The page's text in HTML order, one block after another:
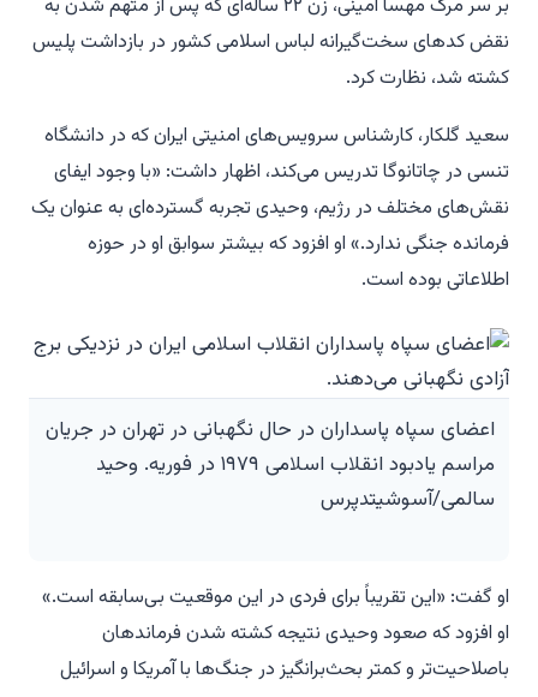
بر سر مرگ مهسا امینی، زن ۲۲ ساله‌ای که پس از متهم شدن به
نقض کدهای سخت‌گیرانه لباس اسلامی کشور در بازداشت پلیس
کشته شد، نظارت کرد.
سعید گلکار، کارشناس سرویس‌های امنیتی ایران که در دانشگاه
تنسی در چاتانوگا تدریس می‌کند، اظهار داشت: «با وجود ایفای
نقش‌های مختلف در رژیم، وحیدی تجربه گسترده‌ای به عنوان یک
فرمانده جنگی ندارد.» او افزود که بیشتر سوابق او در حوزه
اطلاعاتی بوده است.
اعضای سپاه پاسداران در حال نگهبانی در تهران در جریان
مراسم یادبود انقلاب اسلامی ۱۹۷۹ در فوریه. وحید
سالمی/آسوشیتدپرس
او گفت: «این تقریباً برای فردی در این موقعیت بی‌سابقه است.»
او افزود که صعود وحیدی نتیجه کشته شدن فرماندهان
باصلاحیت‌تر و کمتر بحث‌برانگیز در جنگ‌ها با آمریکا و اسرائیل